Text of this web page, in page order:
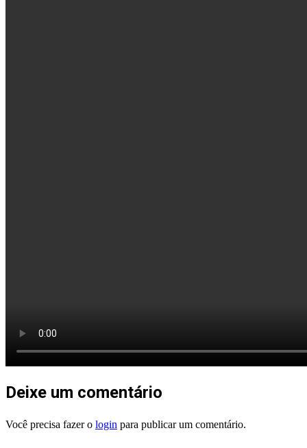
Deixe um comentário
Você precisa fazer o login para publicar um comentário.